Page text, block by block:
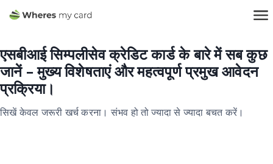
एसबीआई सिम्पलीसेव क्रेडिट कार्ड के बारे में सब कुछ
जानें – मुख्य विशेषताएं और महत्वपूर्ण प्रमुख आवेदन
प्रक्रिया।
सिखें केवल जरूरी खर्च करना। संभव हो तो ज्यादा से ज्यादा बचत करें।